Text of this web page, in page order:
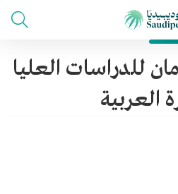
للدراسات العليا
العربية